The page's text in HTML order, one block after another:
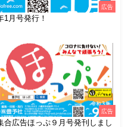
広告
1月号発行！
広告
合広告ほっぷ９月号発刊しまし